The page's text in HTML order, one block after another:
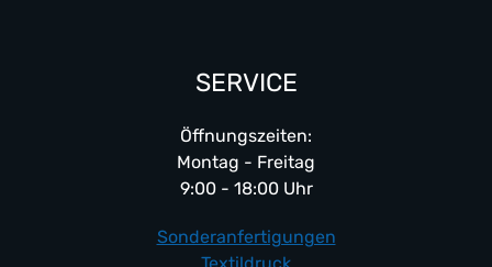
SERVICE
Öffnungszeiten:
Montag - Freitag
9:00 - 18:00 Uhr
Sonderanfertigungen
Textildruck